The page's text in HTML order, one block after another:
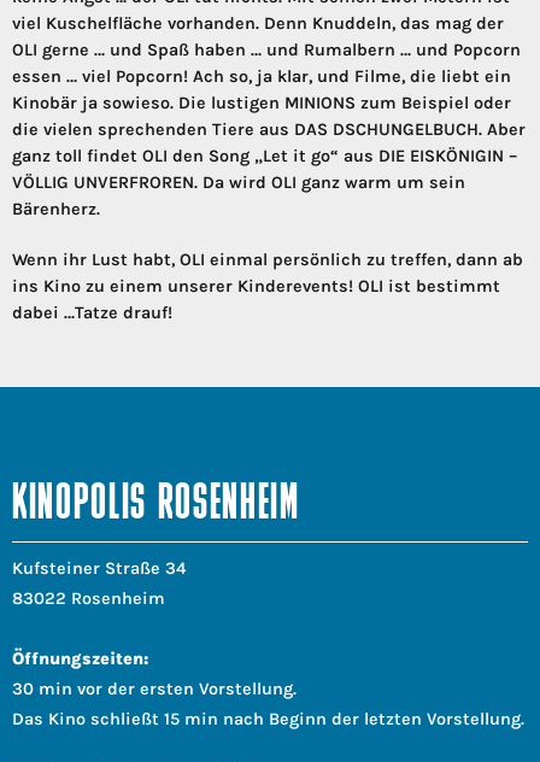
viel Kuschelfläche vorhanden. Denn Knuddeln, das mag der
OLI gerne … und Spaß haben … und Rumalbern … und Popcorn
essen … viel Popcorn! Ach so, ja klar, und Filme, die liebt ein
Kinobär ja sowieso. Die lustigen MINIONS zum Beispiel oder
die vielen sprechenden Tiere aus DAS DSCHUNGELBUCH. Aber
ganz toll findet OLI den Song „Let it go“ aus DIE EISKÖNIGIN –
VÖLLIG UNVERFROREN. Da wird OLI ganz warm um sein
Bärenherz.
Wenn ihr Lust habt, OLI einmal persönlich zu treffen, dann ab
ins Kino zu einem unserer Kinderevents! OLI ist bestimmt
dabei …Tatze drauf!
KINOPOLIS ROSENHEIM
Kufsteiner Straße 34
83022 Rosenheim
Öffnungszeiten:
30 min vor der ersten Vorstellung.
Das Kino schließt 15 min nach Beginn der letzten Vorstellung.